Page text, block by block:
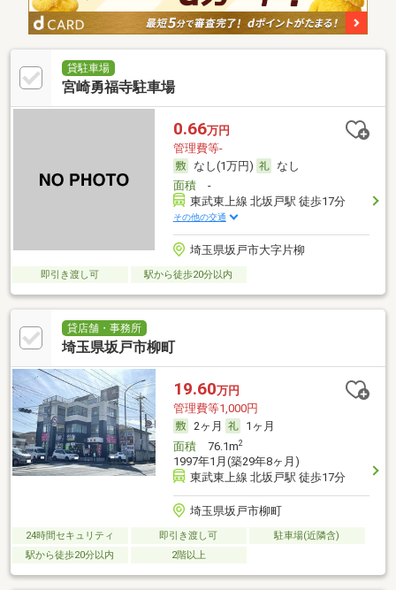
貸駐車場
宮崎勇福寺駐車場
0.66万円
管理費等-
なし(1万円)
なし
面積-
東武東上線 北坂戸駅 徒歩17分
その他の交通
埼玉県坂戸市大字片柳
即引き渡し可 駅から徒歩20分以内
貸店舗・事務所
埼玉県坂戸市柳町
19.60万円
管理費等1,000円
2ヶ月
1ヶ月
面積76.1m2
1997年1月(築29年8ヶ月)
東武東上線 北坂戸駅 徒歩17分
埼玉県坂戸市柳町
24時間セキュリティ 即引き渡し可
駐車場(近隣含)
駅から徒歩20分以内
2階以上